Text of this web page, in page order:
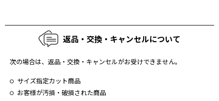
返品・交換・キャンセルについて
次の場合は、返品・交換・キャンセルがお受けできません。
サイズ指定カット商品
お客様が汚損・破損された商品